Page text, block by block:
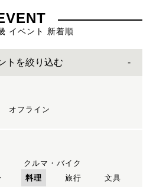
イベント 新着順
トを絞り込む
オフライン
クルマ・バイク
料理 旅行
文具